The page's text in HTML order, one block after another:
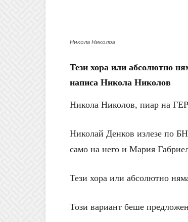
Никола Николов
Тези хора или абсолютно
написа Никола Николов
Никола Николов, пиар на
Николай Денков излезе по
само на него и Мария
Тези хора или абсолютно
Този вариант беше